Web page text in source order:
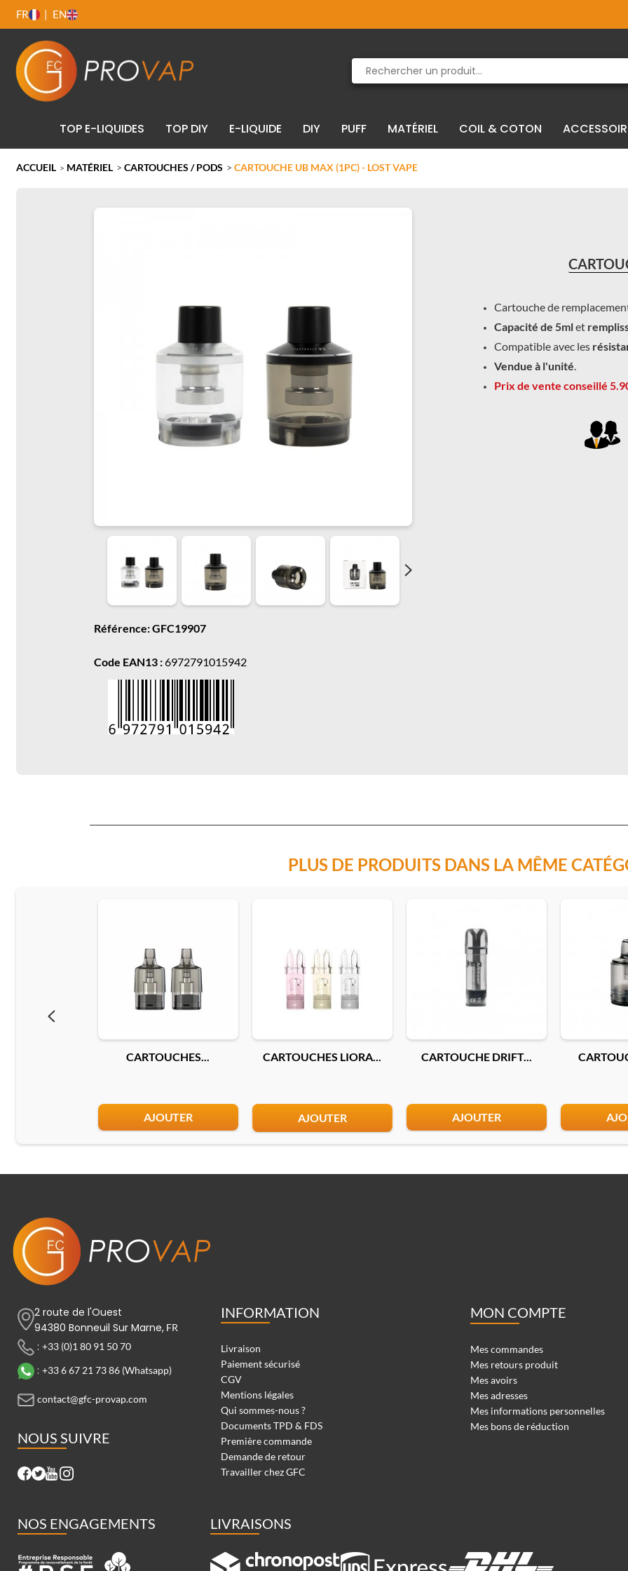
FR EN
TOP E-LIQUIDES TOP DIY E-LIQUIDE DIY PUFF MATÉRIEL COIL & COTON
ACCUEIL > MATÉRIEL > CARTOUCHES / PODS > CARTOUCHE UB MAX (1PC) - LOST VAPE
Référence: GFC19907
Code EAN13 :6972791015942
Cartouche de
Capacité de 5mlet
Compatible avec les
Vendue à l'unité.
Prix de vente conseillé
PLUS DE PRODUITS DANS LA MÊME
CARTOUCHES...
AJOUTER
CARTOUCHES LIORA...
AJOUTER
CARTOUCHE DRIFT...
AJOUTER
2 route de l'Ouest
94380 Bonneuil Sur Marne, FR
: +33 (0)1 80 91 50 70
: +33 6 67 21 73 86 (Whatsapp)
contact@gfc-provap.com
NOUS SUIVRE
INFORMATION
Livraison
Paiement sécurisé
CGV
Mentions légales
Qui sommes-nous ?
Documents TPD & FDS
Première commande
Demande de retour
Travailler chez GFC
MON COMPTE
Mes commandes
Mes retours produit
Mes avoirs
Mes adresses
Mes informations personnelles
Mes bons de réduction
NOS ENGAGEMENTS LIVRAISONS